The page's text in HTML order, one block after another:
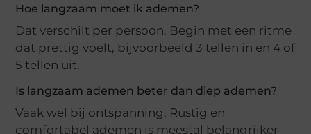
Hoe langzaam moet ik ademen?
Dat verschilt per persoon. Begin met een ritme
dat prettig voelt, bijvoorbeeld 3 tellen in en 4 of
5 tellen uit.
Is langzaam ademen beter dan diep ademen?
Vaak wel bij ontspanning. Rustig en
comfortabel ademen is meestal belangrijker